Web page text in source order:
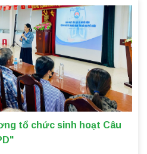
tổ chức sinh hoạt Câu